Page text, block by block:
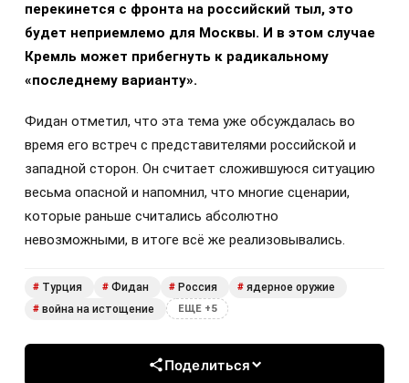
перекинется с фронта на российский тыл, это
будет неприемлемо для Москвы. И в этом случае
Кремль может прибегнуть к радикальному
«последнему варианту».
Фидан отметил, что эта тема уже обсуждалась во
время его встреч с представителями российской и
западной сторон. Он считает сложившуюся ситуацию
весьма опасной и напомнил, что многие сценарии,
которые раньше считались абсолютно
невозможными, в итоге всё же реализовывались.
# Турция # Фидан # Россия # ядерное оружие
# война на истощение ЕЩЕ +5
Поделиться